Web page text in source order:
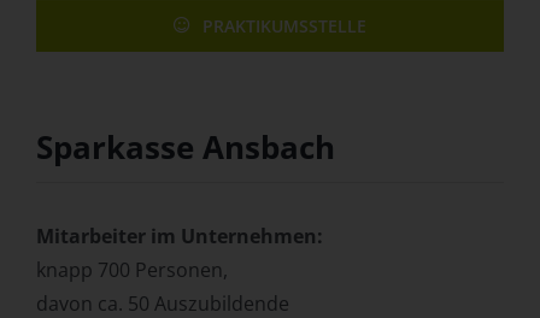
PRAKTIKUMSSTELLE
Sparkasse Ansbach
Mitarbeiter im Unternehmen:
knapp 700 Personen,
davon ca. 50 Auszubildende